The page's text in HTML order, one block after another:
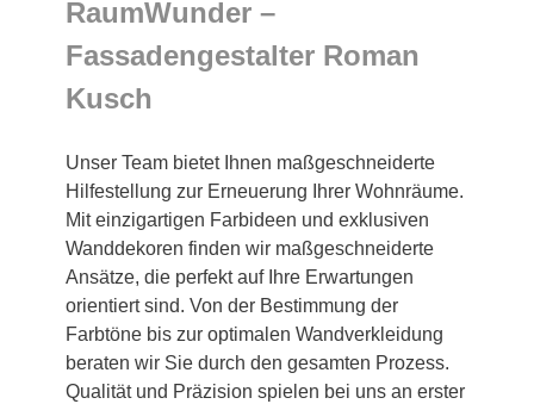
RaumWunder –
Fassadengestalter Roman
Kusch
Unser Team bietet Ihnen maßgeschneiderte
Hilfestellung zur Erneuerung Ihrer Wohnräume.
Mit einzigartigen Farbideen und exklusiven
Wanddekoren finden wir maßgeschneiderte
Ansätze, die perfekt auf Ihre Erwartungen
orientiert sind. Von der Bestimmung der
Farbtöne bis zur optimalen Wandverkleidung
beraten wir Sie durch den gesamten Prozess.
Qualität und Präzision spielen bei uns an erster